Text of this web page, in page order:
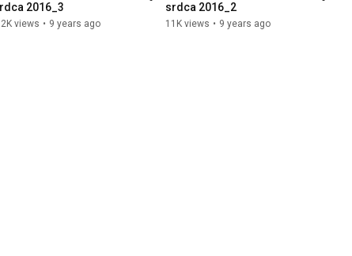
2016_3
views • 9 years ago
srdca 2016_2
11K views • 9 years ago